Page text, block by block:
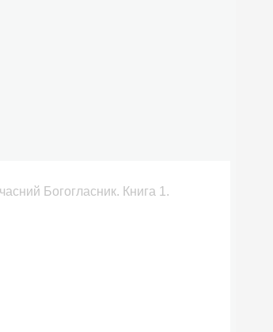
Богогласник. Книга 1.